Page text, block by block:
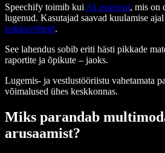
Speechify toimib kui AI assistent, mis on
lugenud. Kasutajad saavad kuulamise
kokkuvõtteid.
See lahendus sobib eriti hästi pikkade
raportite ja õpikute – jaoks.
Lugemis- ja vestlustööriistu vahetamata
võimalused ühes keskkonnas.
Miks parandab
arusaamist?